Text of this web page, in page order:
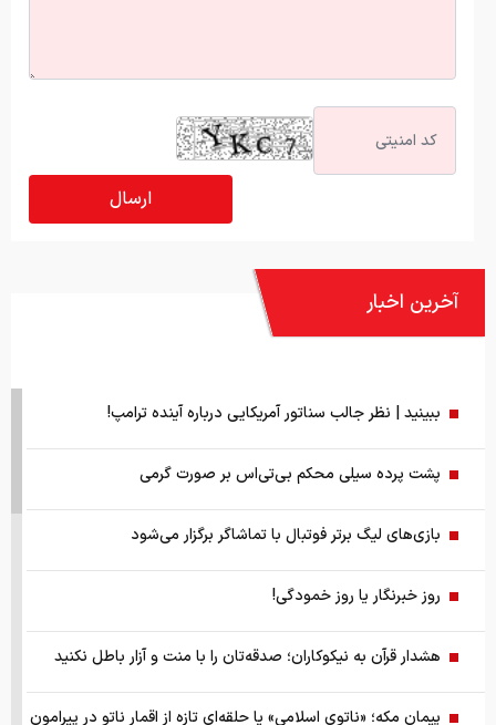
آخرین اخبار
ببینید | نظر جالب سناتور آمریکایی درباره آینده ترامپ!
پشت پرده سیلی محکم بی‌تی‌اس بر صورت گرمی
بازی‌های لیگ برتر فوتبال با تماشاگر برگزار می‌شود
روز خبرنگار یا روز خمودگی!
هشدار قرآن به نیکوکاران؛ صدقه‌تان را با منت و آزار باطل نکنید
پیمان مکه؛ «ناتوی اسلامی» یا حلقه‌ای تازه از اقمار ناتو در پیرامون